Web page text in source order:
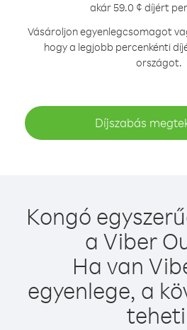
akár 59.0 ¢ díjért
Vásároljon egyenlegcsomagot
hogy a legjobb percenkénti
országot.
Díjszabás
Kongó
a Viber
Ha van
egyenlege, a